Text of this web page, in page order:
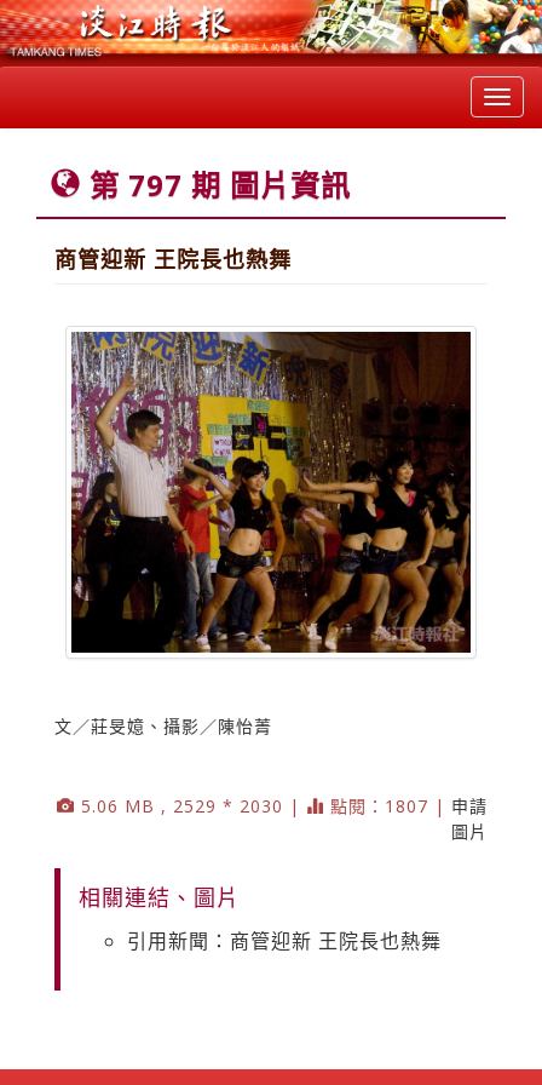
第 797 期 圖片資訊
商管迎新 王院長也熱舞
文／莊旻嬑、攝影／陳怡菁
5.06 MB , 2529 * 2030 | 點閱：1807 | 申請
圖片
相關連結、圖片
引用新聞：商管迎新 王院長也熱舞